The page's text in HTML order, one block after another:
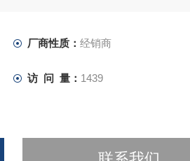
厂商性质： 经销商
访 问 量： 1439